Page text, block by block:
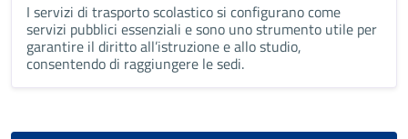
I servizi di trasporto scolastico si configurano come
servizi pubblici essenziali e sono uno strumento utile per
garantire il diritto all’istruzione e allo studio,
consentendo di raggiungere le sedi.